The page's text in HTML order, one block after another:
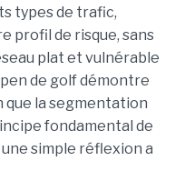
types de trafic,
profil de risque, sans
plat et vulnérable
de golf démontre
que la segmentation
fondamental de
simple réflexion a